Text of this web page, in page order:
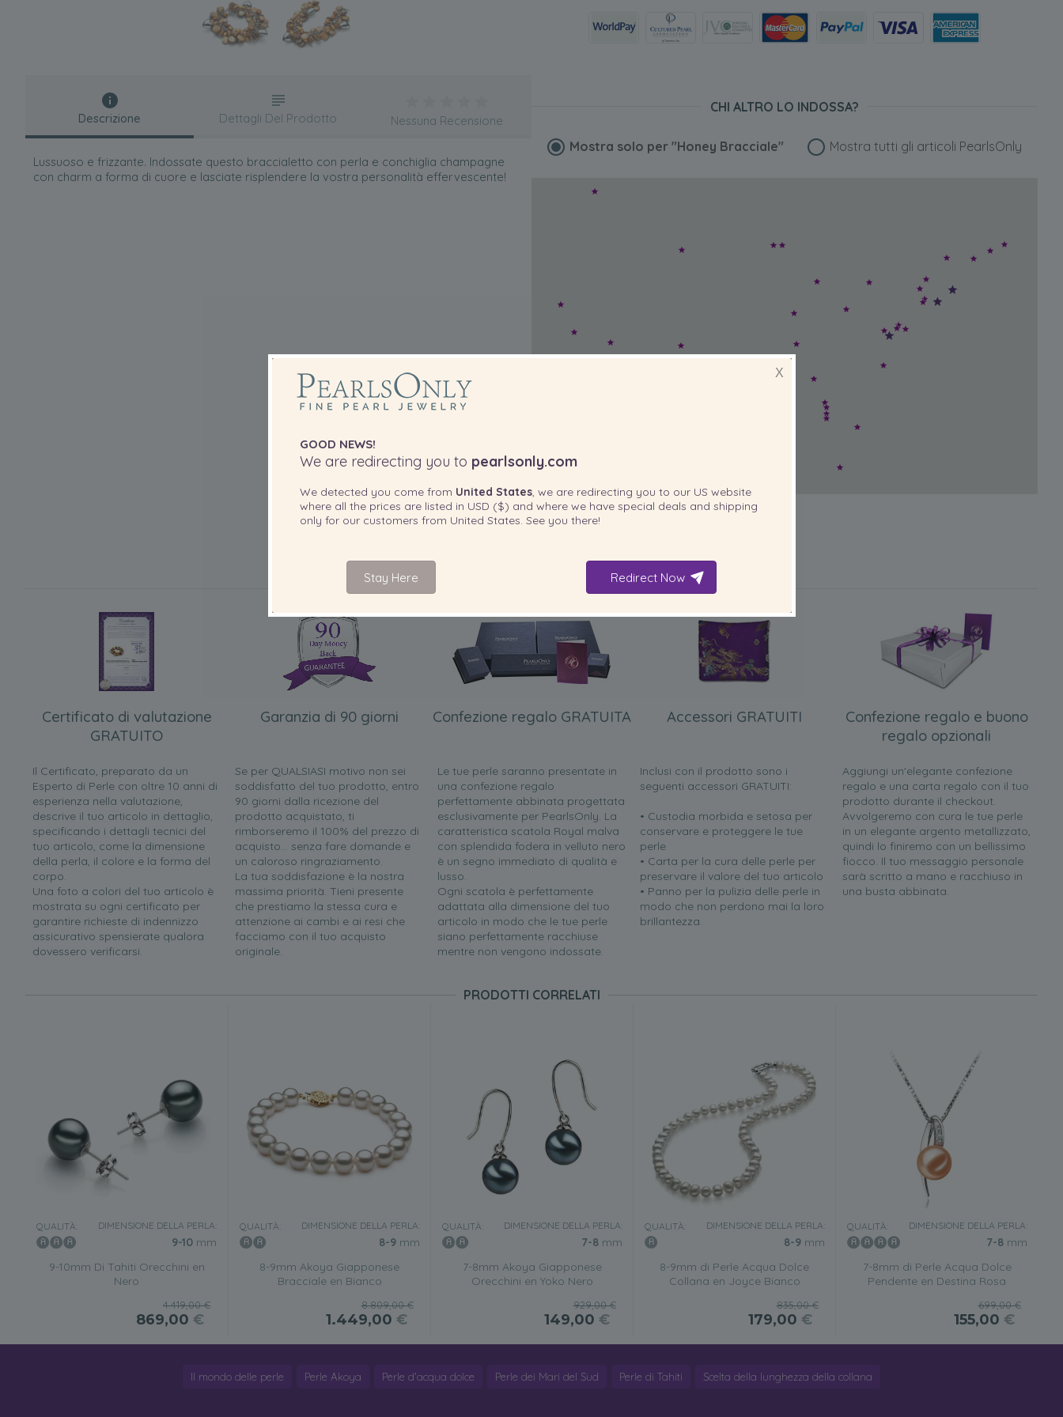
Descrizione
Lussuoso e frizzante. Indossate questo braccialetto con perla e conchiglia champagne
con charm a forma di cuore e lasciate risplendere la vostra personalità effervescente!
Dettagli Del Prodotto Nessuna Recensione
CHI ALTRO LO INDOSSA?
Mostra solo per "Honey Bracciale" Mostra tutti gli articoli PearlsOnly
INCLUSO CON IL PRODOTTO
Certificato di valutazione
GRATUITO
Il Certificato, preparato da un
Esperto di Perle con oltre 10 anni di
esperienza nella valutazione,
descrive il tuo articolo in dettaglio,
specificando i dettagli tecnici del
tuo articolo, come la dimensione
della perla, il colore e la forma del
corpo.
Una foto a colori del tuo articolo è
mostrata su ogni certificato per
garantire richieste di indennizzo
assicurativo spensierate qualora
dovessero verificarsi.
Garanzia di 90 giorni
Se per QUALSIASI motivo non sei
soddisfatto del tuo prodotto, entro
90 giorni dalla ricezione del
prodotto acquistato, ti
rimborseremo il 100% del prezzo di
acquisto... senza fare domande e
un caloroso ringraziamento.
La tua soddisfazione è la nostra
massima priorità. Tieni presente
che prestiamo la stessa cura e
attenzione ai cambi e ai resi che
facciamo con il tuo acquisto
originale.
Confezione regalo GRATUITA
Le tue perle saranno presentate in
una confezione regalo
perfettamente abbinata progettata
esclusivamente per PearlsOnly. La
caratteristica scatola Royal malva
con splendida fodera in velluto nero
è un segno immediato di qualità e
lusso.
Ogni scatola è perfettamente
adattata alla dimensione del tuo
articolo in modo che le tue perle
siano perfettamente racchiuse
mentre non vengono indossate.
Accessori GRATUITI
Inclusi con il prodotto sono i
seguenti accessori GRATUITI:
• Custodia morbida e setosa per
conservare e proteggere le tue
perle
• Carta per la cura delle perle per
preservare il valore del tuo articolo
• Panno per la pulizia delle perle in
modo che non perdono mai la loro
brillantezza.
Confezione regalo e buono
regalo opzionali
Aggiungi un'elegante confezione
regalo e una carta regalo con il tuo
prodotto durante il checkout.
Avvolgeremo con cura le tue perle
in un elegante argento metallizzato,
quindi lo finiremo con un bellissimo
fiocco. Il tuo messaggio personale
sarà scritto a mano e racchiuso in
una busta abbinata.
PRODOTTI CORRELATI
QUALITÀ: DIMENSIONE DELLA PERLA:
9-10 mm
9-10mm Di Tahiti Orecchini en
Nero
4.419,00 €
869,00 €
QUALITÀ: DIMENSIONE DELLA PERLA:
8-9mm
8-9mm Akoya Giapponese
Bracciale en Bianco
8.809,00 €
1.449,00 €
QUALITÀ: DIMENSIONE DELLA PERLA:
7-8mm
7-8mm Akoya Giapponese
Orecchini en Yoko Nero
929,00 €
149,00 €
QUALITÀ: DIMENSIONE DELLA PERLA:
8-9mm
8-9mm di Perle Acqua Dolce
Collana en Joyce Bianco
835,00 €
179,00 €
QUALITÀ: DIMENSIONE DELLA PERLA:
7-8mm
7-8mm di Perle Acqua Dolce
Pendente en Destina Rosa
699,00 €
155,00 €
Il mondo delle perle Perle Akoya Perle d'acqua dolce Perle dei Mari del Sud Perle di Tahiti Scelta della lunghezza della collana
X
GOOD NEWS!
We are redirecting you to pearlsonly.com
We detected you come from United States, we are redirecting you to our US website
where all the prices are listed in USD ($) and where we have special deals and shipping
only for our customers from United States. See you there!
Stay Here Redirect Now